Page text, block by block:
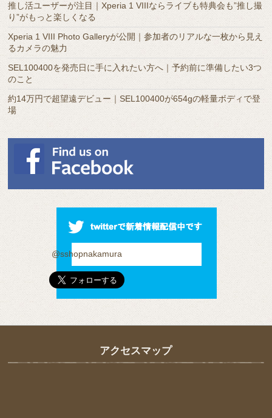
推し活ユーザーが注目｜Xperia 1 VIIIならライブも特典会も”推し撮
り”がもっと楽しくなる
Xperia 1 VIII Photo Galleryが公開｜参加者のリアルな一枚から見え
るカメラの魅力
SEL100400を発売日に手に入れたい方へ｜予約前に準備したい3つ
のこと
約14万円で超望遠デビュー｜SEL100400が654gの軽量ボディで登
場
@sshopnakamura
アクセスマップ